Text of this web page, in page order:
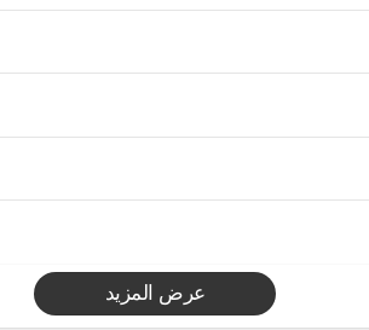
عرض المزيد